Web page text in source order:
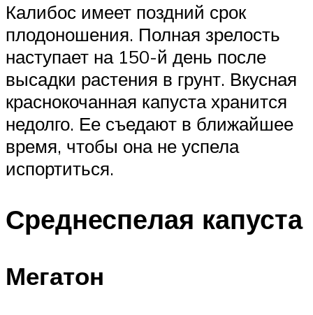
Калибос имеет поздний срок
плодоношения. Полная зрелость
наступает на 150-й день после
высадки растения в грунт. Вкусная
краснокочанная капуста хранится
недолго. Ее съедают в ближайшее
время, чтобы она не успела
испортиться.
Среднеспелая капуста
Мегатон